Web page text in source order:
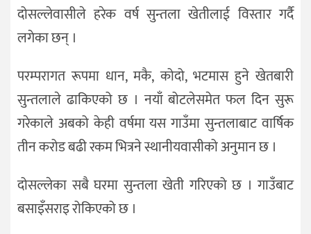
दोसल्लेवासीले हरेक वर्ष सुन्तला खेतीलाई विस्तार गर्दै
लगेका छन् ।
परम्परागत रूपमा धान, मकै, कोदो, भटमास हुने खेतबारी
सुन्तलाले ढाकिएको छ । नयाँ बोटलेसमेत फल दिन सुरू
गरेकाले अबको केही वर्षमा यस गाउँमा सुन्तलाबाट वार्षिक
तीन करोड बढी रकम भित्रने स्थानीयवासीको अनुमान छ ।
दोसल्लेका सबै घरमा सुन्तला खेती गरिएको छ । गाउँबाट
बसाइँसराइ रोकिएको छ ।